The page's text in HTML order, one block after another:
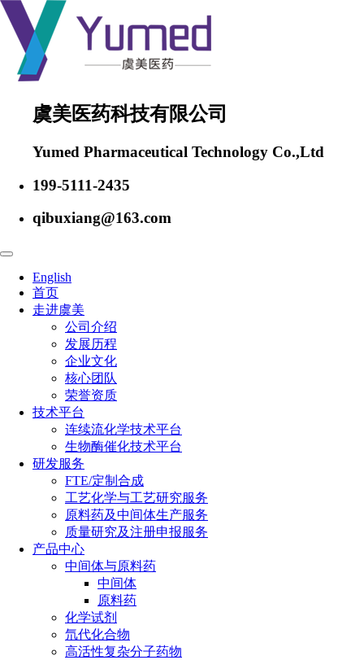
虞美医药科技有限公司
Yumed Pharmaceutical Technology Co.,Ltd
199-5111-2435
qibuxiang@163.com
English
首页
走进虞美
公司介绍
发展历程
企业文化
核心团队
荣誉资质
技术平台
连续流化学技术平台
生物酶催化技术平台
研发服务
FTE/定制合成
工艺化学与工艺研究服务
原料药及中间体生产服务
质量研究及注册申报服务
产品中心
中间体与原料药
中间体
原料药
化学试剂
氘代化合物
高活性复杂分子药物